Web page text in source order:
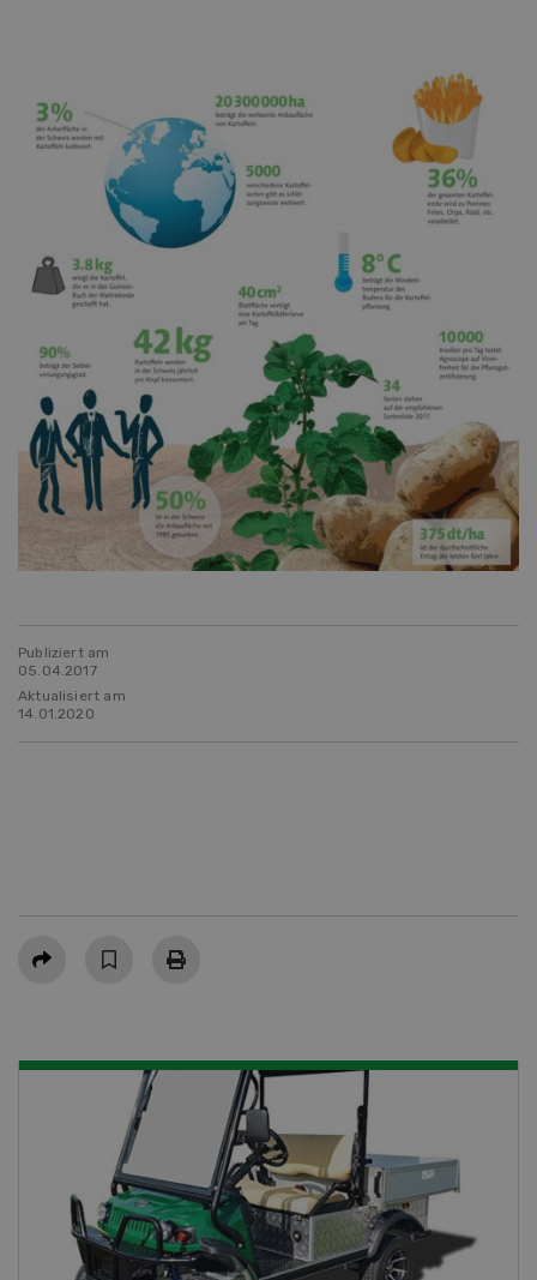
Publiziert am
05.04.2017
Aktualisiert am
14.01.2020
Teilen